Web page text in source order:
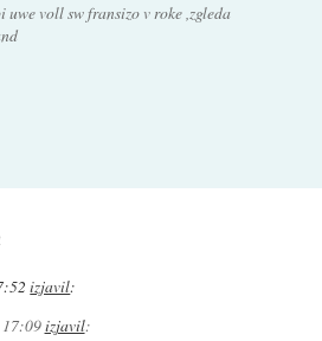
voll sw fransizo v roke ,zgleda
izjavil:
izjavil: